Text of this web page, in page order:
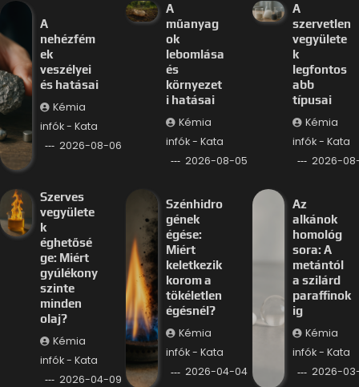
A
nehézfém
ek
veszélyei
és hatásai
Kémia
infók - Kata
2026-08-06
A
műanyag
ok
lebomlása
és
környezet
i hatásai
Kémia
infók - Kata
2026-08-05
A
szervetlen
vegyülete
k
legfontos
abb
típusai
Kémia
infók - Kata
2026-
Szerves
vegyülete
k
éghetősé
ge: Miért
gyúlékony
szinte
minden
olaj?
Kémia
infók - Kata
2026-04-09
Szénhidro
gének
égése:
Miért
keletkezik
korom a
tökéletlen
égésnél?
Kémia
infók - Kata
2026-04-04
Az
alkánok
homológ
sora: A
metántól
a szilárd
paraffinok
ig
Kémia
infók - Kata
2026-